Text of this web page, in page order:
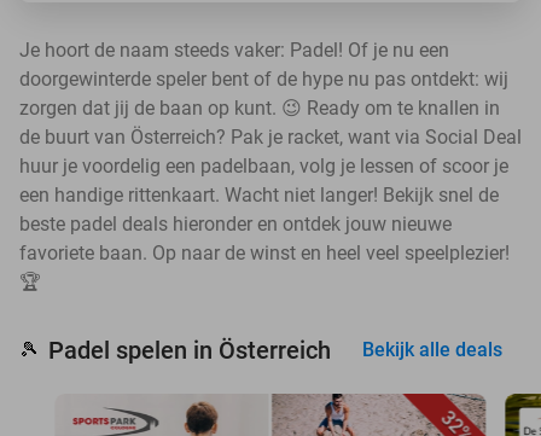
Je hoort de naam steeds vaker: Padel! Of je nu een
doorgewinterde speler bent of de hype nu pas ontdekt: wij
zorgen dat jij de baan op kunt. 😉 Ready om te knallen in
de buurt van Österreich? Pak je racket, want via Social Deal
huur je voordelig een padelbaan, volg je lessen of scoor je
een handige rittenkaart. Wacht niet langer! Bekijk snel de
beste padel deals hieronder en ontdek jouw nieuwe
favoriete baan. Op naar de winst en heel veel speelplezier!
🏆
🎾 Padel spelen in Österreich Bekijk alle deals
32%